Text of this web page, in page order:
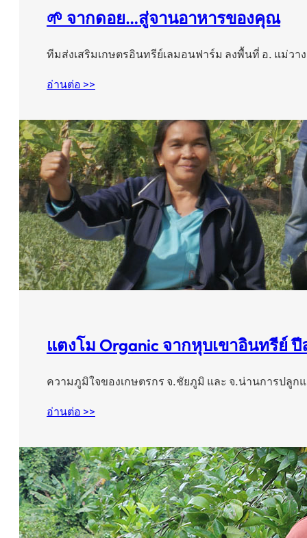
🌱 จากดอย…สู่จานอาหารของคุณ
ทีมส่งเสริมเกษตรอินทรีย์เลมอนฟาร์ม ลงพื้นที่ อ. แม่วา
อ่านต่อ >>
แตงโม Organic จากหุบเขาอินทรีย์ ปี
ความภูมิใจของเกษตรกร จ.ชัยภูมิ และ จ.น่านการปลูก
อ่านต่อ >>